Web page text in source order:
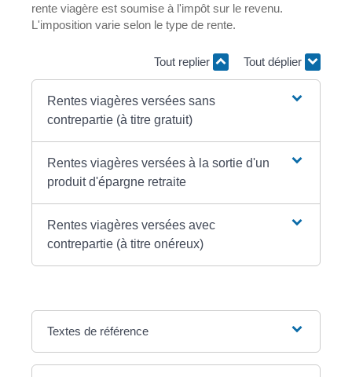
rente viagère est soumise à l'impôt sur le revenu.
L'imposition varie selon le type de rente.
Tout replier Tout déplier
Rentes viagères versées sans
contrepartie (à titre gratuit)
Rentes viagères versées à la sortie d'un
produit d'épargne retraite
Rentes viagères versées avec
contrepartie (à titre onéreux)
Textes de référence